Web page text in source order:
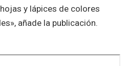
y lápices de colores
añade la publicación.